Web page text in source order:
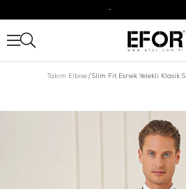
Siparişleriniz 1-3 iş günü
Takım Elbise Slim Fit Esnek Yelekli Klasik